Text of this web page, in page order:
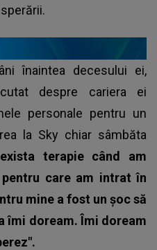
înaintea decesului ei,
despre cariera ei
personale pentru un
la Sky chiar sâmbăta
terapie când am
care am intrat în
mine a fost un șoc să
îmi doream. Îmi doream